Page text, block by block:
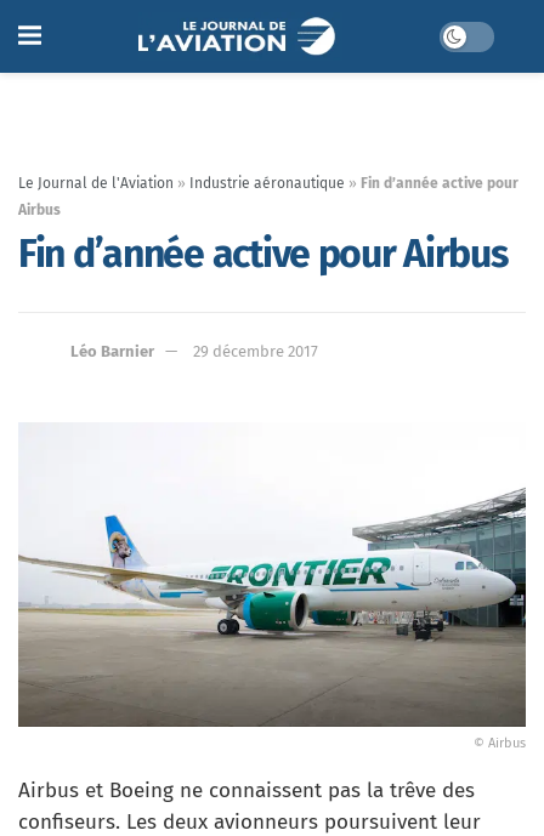
Le Journal de l'Aviation » Industrie aéronautique » Fin d’année active pour
Airbus
Fin d’année active pour Airbus
Léo Barnier 29 décembre 2017
© Airbus
Airbus et Boeing ne connaissent pas la trêve des
confiseurs. Les deux avionneurs poursuivent leur